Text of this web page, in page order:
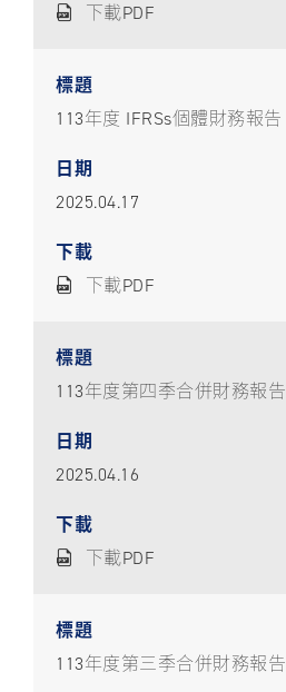
下載PDF
113年度 IFRSs個體財務報告
2025.04.17
下載PDF
113年度第四季合併財務報告
2025.04.16
下載PDF
113年度第三季合併財務報告